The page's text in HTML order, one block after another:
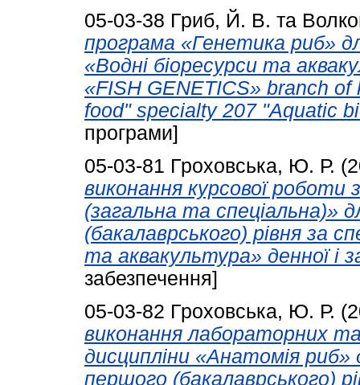
05-03-38 Гриб, Й. В. та
програма «Генетика риб»
«Водні біоресурси та
«FISH GENETICS» branch
food" specialty 207 "Aquatic
програми]
05-03-81 Гроховська, Ю. Р.
виконання курсової роботи
(загальна та спеціальна)»
(бакалаврського) рівня за
та аквакультура» денної і
забезпечення]
05-03-82 Гроховська, Ю. Р.
виконання лабораторних
дисципліни «Анатомія риб»
першого (бакалаврського)